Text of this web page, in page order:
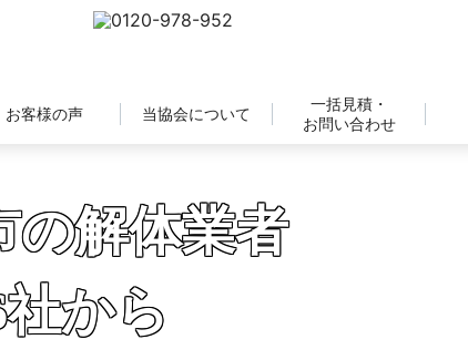
お客様の声 当協会について
一括見積・
お問い合わせ
の解体業者
から